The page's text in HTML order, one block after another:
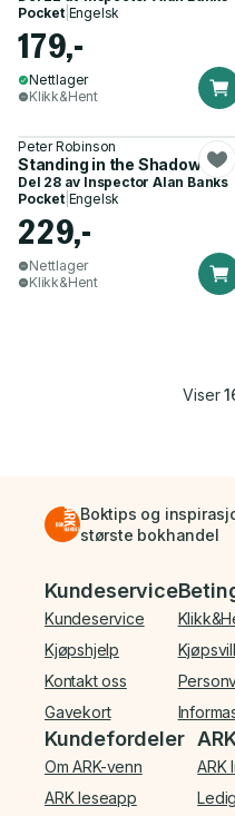
Pocket| Engelsk
179,-
Nettlager
Klikk&Hent
Peter Robinson
Standing in the Shadows
Del 28 av Inspector Alan Banks
Pocket| Engelsk
229,-
Nettlager
Klikk&Hent
Viser
Boktips og
største bokhandel
Bunnmeny
Kundeservice
Kundeservice
Kjøpshjelp
Kontakt oss
Gavekort
Kundefordeler
Om ARK-venn
ARK leseapp
ARK